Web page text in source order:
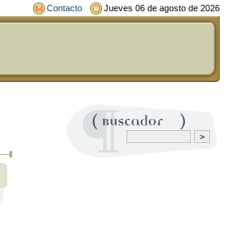
Contacto Jueves 06 de agosto de 2026